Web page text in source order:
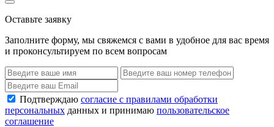
Оставьте заявку
Заполните форму, мы свяжемся с вами в удобное для вас время
и проконсультируем по всем вопросам
Подтверждаю согласие с правилами обработки
персональных данных и принимаю пользовательское
соглашение